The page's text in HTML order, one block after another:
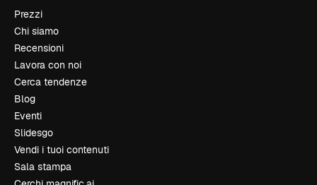
Prezzi
Chi siamo
Recensioni
Lavora con noi
Cerca tendenze
Blog
Eventi
Slidesgo
Vendi i tuoi contenuti
Sala stampa